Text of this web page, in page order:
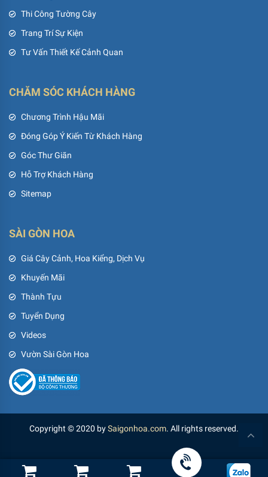
Thi Công Tường Cây
Trang Trí Sự Kiện
Tư Vấn Thiết Kế Cảnh Quan
CHĂM SÓC KHÁCH HÀNG
Chương Trình Hậu Mãi
Đóng Góp Ý Kiến Từ Khách Hàng
Góc Thư Giãn
Hỗ Trợ Khách Hàng
Sitemap
SÀI GÒN HOA
Giá Cây Cảnh, Hoa Kiểng, Dịch Vụ
Khuyến Mãi
Thành Tựu
Tuyển Dụng
Videos
Vườn Sài Gòn Hoa
Copyright © 2020 bySaigonhoa.com. All rights reserved.